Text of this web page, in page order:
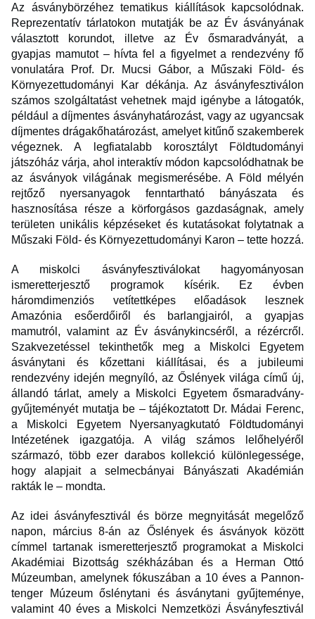
Az ásványbörzéhez tematikus kiállítások kapcsolódnak.
Reprezentatív tárlatokon mutatják be az Év ásványának
választott korundot, illetve az Év ősmaradványát, a
gyapjas mamutot – hívta fel a figyelmet a rendezvény fő
vonulatára Prof. Dr. Mucsi Gábor, a Műszaki Föld- és
Környezettudományi Kar dékánja. Az ásványfesztiválon
számos szolgáltatást vehetnek majd igénybe a látogatók,
például a díjmentes ásványhatározást, vagy az ugyancsak
díjmentes drágakőhatározást, amelyet kitűnő szakemberek
végeznek. A legfiatalabb korosztályt Földtudományi
játszóház várja, ahol interaktív módon kapcsolódhatnak be
az ásványok világának megismerésébe. A Föld mélyén
rejtőző nyersanyagok fenntartható bányászata és
hasznosítása része a körforgásos gazdaságnak, amely
területen unikális képzéseket és kutatásokat folytatnak a
Műszaki Föld- és Környezettudományi Karon – tette hozzá.
A miskolci ásványfesztiválokat hagyományosan
ismeretterjesztő programok kísérik. Ez évben
háromdimenziós vetítettképes előadások lesznek
Amazónia esőerdőiről és barlangjairól, a gyapjas
mamutról, valamint az Év ásványkincséről, a rézércről.
Szakvezetéssel tekinthetők meg a Miskolci Egyetem
ásványtani és kőzettani kiállításai, és a jubileumi
rendezvény idején megnyíló, az Őslények világa című új,
állandó tárlat, amely a Miskolci Egyetem ősmaradvány-
gyűjteményét mutatja be – tájékoztatott Dr. Mádai Ferenc,
a Miskolci Egyetem Nyersanyagkutató Földtudományi
Intézetének igazgatója. A világ számos lelőhelyéről
származó, több ezer darabos kollekció különlegessége,
hogy alapjait a selmecbányai Bányászati Akadémián
rakták le – mondta.
Az idei ásványfesztivál és börze megnyitását megelőző
napon, március 8-án az Őslények és ásványok között
címmel tartanak ismeretterjesztő programokat a Miskolci
Akadémiai Bizottság székházában és a Herman Ottó
Múzeumban, amelynek fókuszában a 10 éves a Pannon-
tenger Múzeum őslénytani és ásványtani gyűjteménye,
valamint 40 éves a Miskolci Nemzetközi Ásványfesztivál